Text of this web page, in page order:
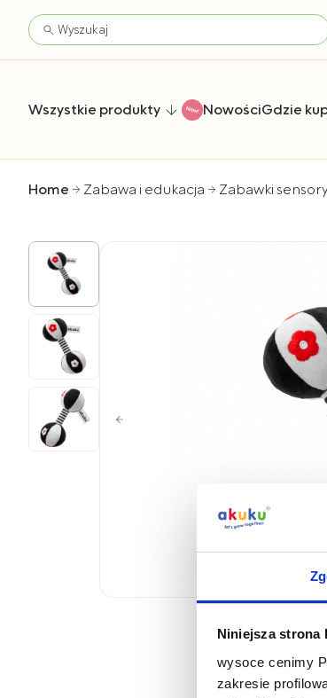
Niniejsza strona
wysoce cenimy
zakresie
Wszystkie produkty NowościGdzie
Home Zabawa i edukacja Zabawki